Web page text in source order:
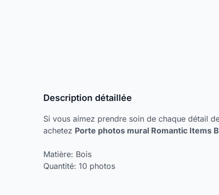
Description détaillée
Si vous aimez prendre soin de chaque détail
achetez Porte photos mural Romantic Items
Matière: Bois
Quantité: 10 photos